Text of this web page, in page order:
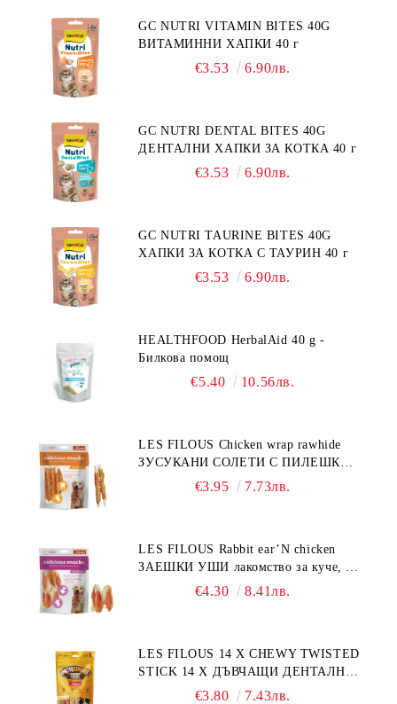
НЕПОНОСИМОСТТА КЪМ НЯКОИ
СЪСТАВКИ И ХРАНИ
GC NUTRI VITAMIN BITES 40G
ВИТАМИННИ ХАПКИ 40 г
€3.53 6.90лв.
GC NUTRI DENTAL BITES 40G
ДЕНТАЛНИ ХАПКИ ЗА КОТКА 40 г
€3.53 6.90лв.
GC NUTRI TAURINE BITES 40G
ХАПКИ ЗА КОТКА С ТАУРИН 40 г
€3.53 6.90лв.
HEALTHFOOD HerbalAid 40 g -
Билкова помощ
€5.40 10.56лв.
LES FILOUS Chicken wrap rawhide
ЗУСУКАНИ СОЛЕТИ С ПИЛЕШКО,
лакомство за куче, 100 г
€3.95 7.73лв.
LES FILOUS Rabbit ear’N chicken
ЗАЕШКИ УШИ лакомство за куче, 50
€4.30 8.41лв.
LES FILOUS 14 X CHEWY TWISTED
STICK 14 X ДЪВЧАЩИ ДЕНТАЛНИ
СОЛЕТИ за куче, УВИТИ
€3.80 7.43лв.